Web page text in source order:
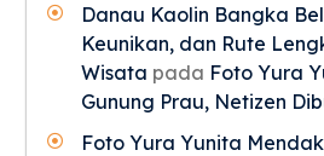
Danau Kaolin Bangka
Keunikan, dan Rute
Wisata pada Foto Yura
Gunung Prau, Netizen
Foto Yura Yunita